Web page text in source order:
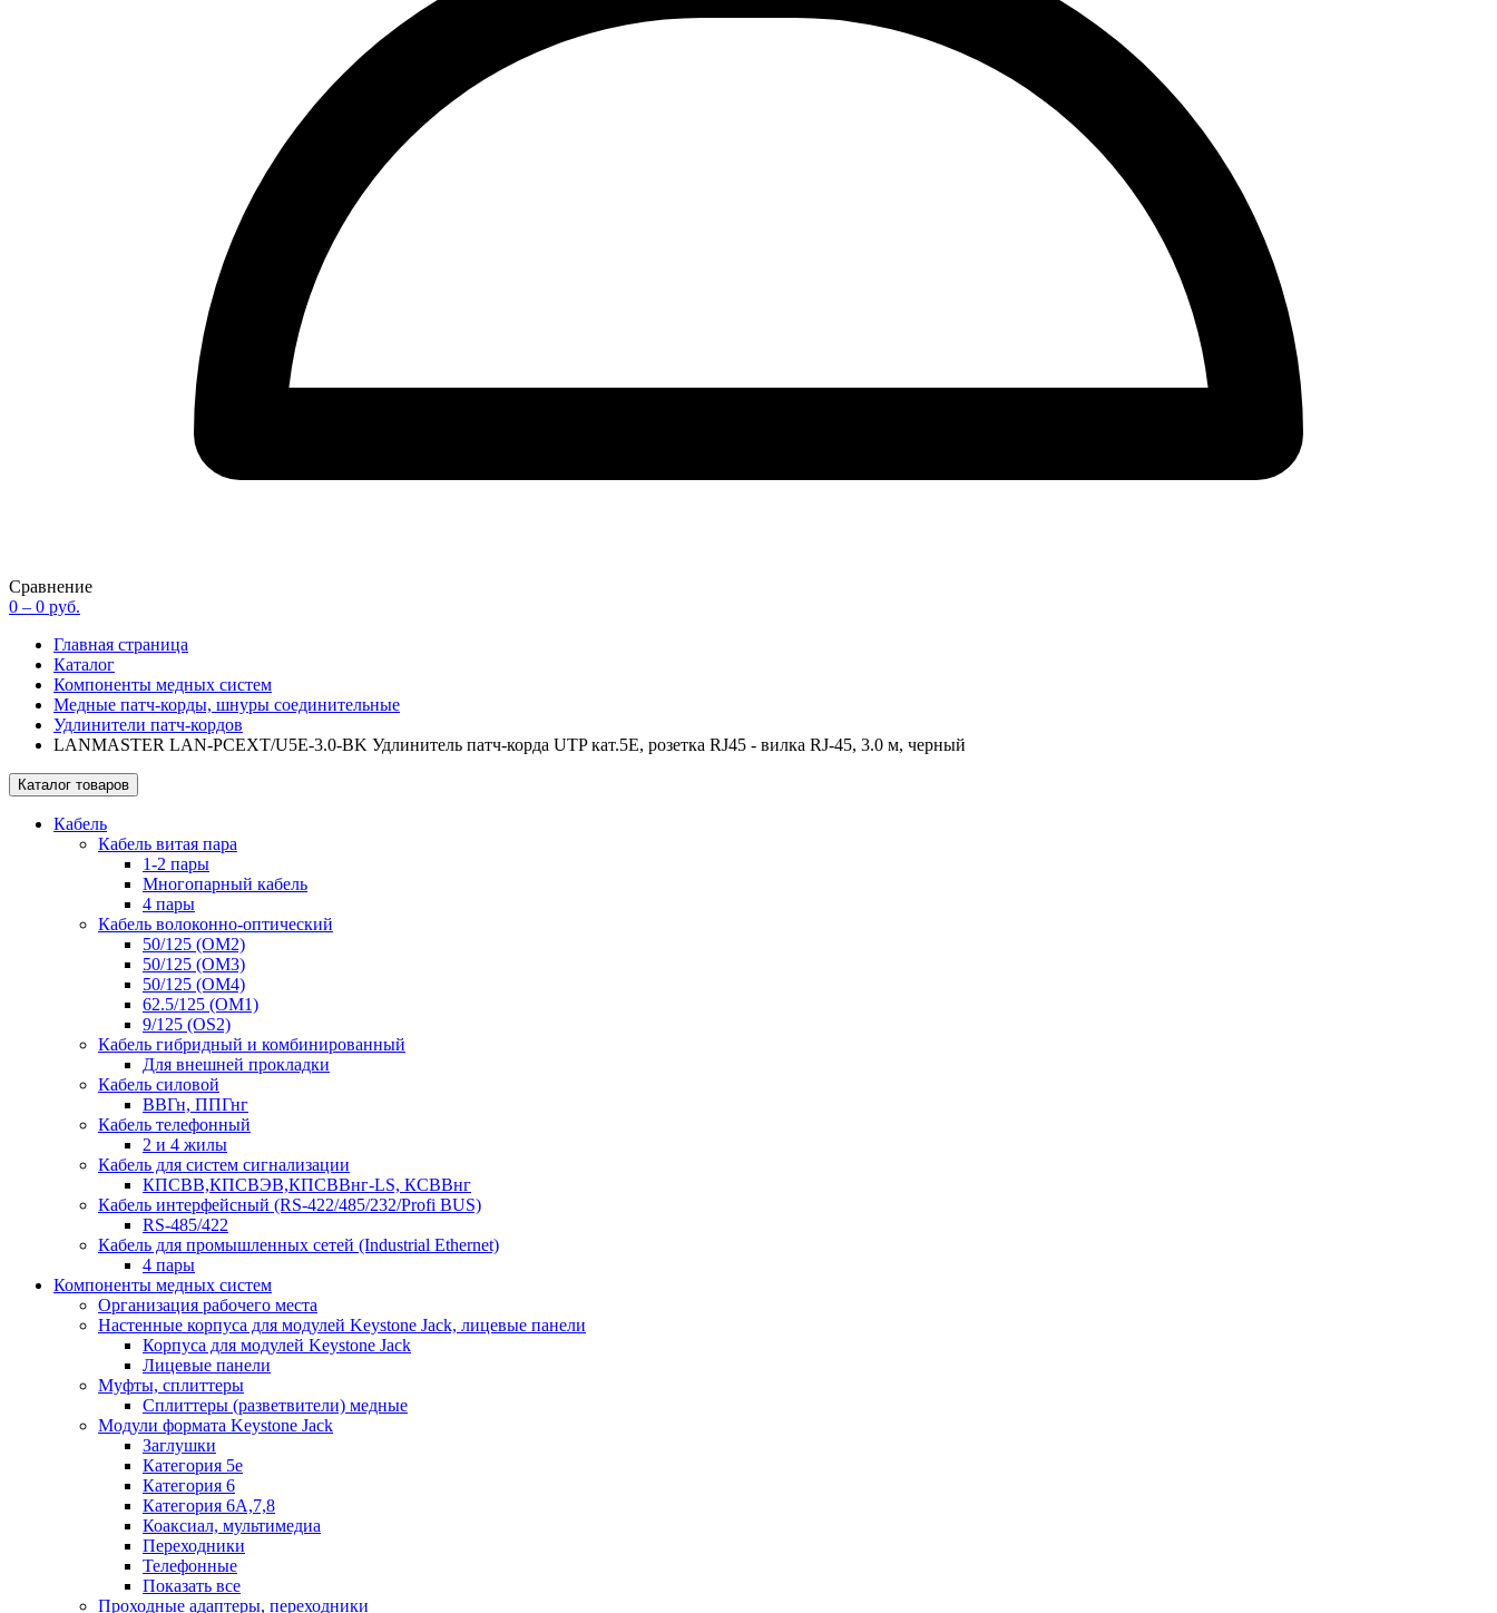
Сравнение
0 – 0 руб.
Главная страница
Каталог
Компоненты медных систем
Медные патч-корды, шнуры соединительные
Удлинители патч-кордов
LANMASTER LAN-PCEXT/U5E-3.0-BK Удлинитель патч-корда UTP кат.5E, розетка RJ45 - вилка RJ-45, 3.0 м, черный
Каталог товаров
Кабель
Кабель витая пара
1-2 пары
Многопарный кабель
4 пары
Кабель волоконно-оптический
50/125 (OM2)
50/125 (OM3)
50/125 (OM4)
62.5/125 (OM1)
9/125 (OS2)
Кабель гибридный и комбинированный
Для внешней прокладки
Кабель силовой
ВВГн, ППГнг
Кабель телефонный
2 и 4 жилы
Кабель для систем сигнализации
КПСВВ,КПСВЭВ,КПСВВнг-LS, КСВВнг
Кабель интерфейсный (RS-422/485/232/Profi BUS)
RS-485/422
Кабель для промышленных сетей (Industrial Ethernet)
4 пары
Компоненты медных систем
Организация рабочего места
Настенные корпуса для модулей Keystone Jack, лицевые панели
Корпуса для модулей Keystone Jack
Лицевые панели
Муфты, сплиттеры
Сплиттеры (разветвители) медные
Модули формата Keystone Jack
Заглушки
Категория 5е
Категория 6
Категория 6А,7,8
Коаксиал, мультимедиа
Переходники
Телефонные
Показать все
Проходные адаптеры, переходники